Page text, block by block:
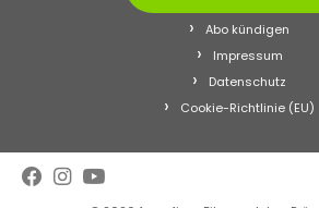
Abo kündigen
Impressum
Datenschutz
Cookie-Richtlinie (EU)